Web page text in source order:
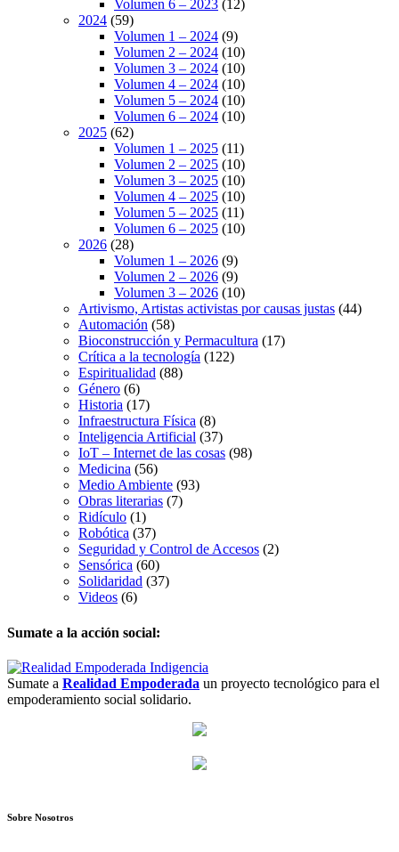
Volumen 6 – 2023 (12)
2024 (59)
Volumen 1 – 2024 (9)
Volumen 2 – 2024 (10)
Volumen 3 – 2024 (10)
Volumen 4 – 2024 (10)
Volumen 5 – 2024 (10)
Volumen 6 – 2024 (10)
2025 (62)
Volumen 1 – 2025 (11)
Volumen 2 – 2025 (10)
Volumen 3 – 2025 (10)
Volumen 4 – 2025 (10)
Volumen 5 – 2025 (11)
Volumen 6 – 2025 (10)
2026 (28)
Volumen 1 – 2026 (9)
Volumen 2 – 2026 (9)
Volumen 3 – 2026 (10)
Artivismo, Artistas activistas por causas justas (44)
Automación (58)
Bioconstrucción y Permacultura (17)
Crítica a la tecnología (122)
Espiritualidad (88)
Género (6)
Historia (17)
Infraestructura Física (8)
Inteligencia Artificial (37)
IoT – Internet de las cosas (98)
Medicina (56)
Medio Ambiente (93)
Obras literarias (7)
Ridículo (1)
Robótica (37)
Seguridad y Control de Accesos (2)
Sensórica (60)
Solidaridad (37)
Videos (6)
Sumate a la acción social:
Sumate a Realidad Empoderada un proyecto tecnológico para el
empoderamiento social solidario.
Sobre Nosotros